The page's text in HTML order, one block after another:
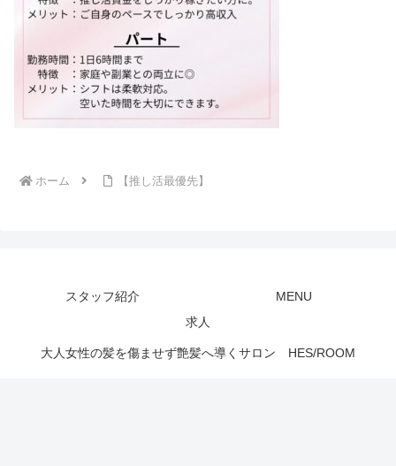
ホーム 【推し活最優先】
スタッフ紹介
MENU
求人
大人女性の髪を傷ませず艶髪へ導くサロン HES/ROOM